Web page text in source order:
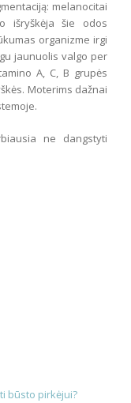
melanocitai
išryškėja šie odos
organizme irgi
jaunuolis valgo per
A, C, B grupės
Moterims dažnai
ne dangstyti
būsto pirkėjui?